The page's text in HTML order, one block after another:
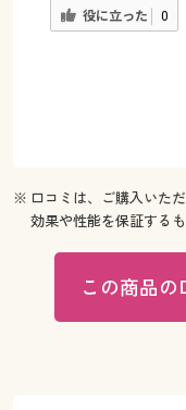
役に立った 0
※ 口コミは、ご購入いた
効果や性能を保証する
この商品の